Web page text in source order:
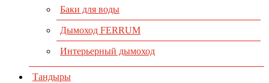
Баки для воды
Дымоход FERRUM
Интерьерный дымоход
Тандыры